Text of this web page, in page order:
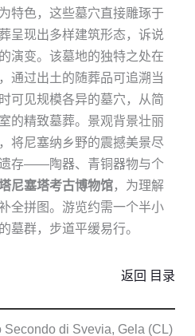
特色，这些墓穴直接雕琢于
呈现出多样建筑形态，诉说
演变。该墓地的独特之处在
，通过出土的随葬品可追溯当
可见规模各异的墓穴，从简
的精致墓葬。景观背景壮丽
将尼塞纳乡野的震撼美景尽
存——陶器、青铜器物与个
尼塞塔考古博物馆，为理解
全拼图。游览约需一个半小
墓群，步道平缓易行。
返回 目录
Secondo di Svevia, Gela (CL)